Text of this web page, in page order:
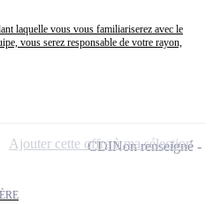
laquelle vous vous familiariserez avec le
vous serez responsable de votre rayon,
CDINon renseigné
Ajouter cette offre à ma sélection